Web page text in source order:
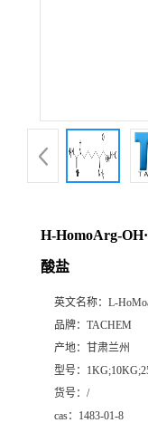
H-HomoArg-
酸盐
英文名称： L-
品牌： TACHEM
产地： 甘肃兰州
型号：
货号： /
cas： 1483-01-8